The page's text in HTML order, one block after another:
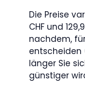
Die Preise
CHF und
nachdem,
entscheiden
länger Sie
günstiger